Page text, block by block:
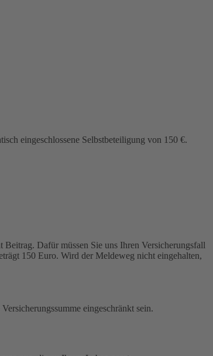
eingeschlossene Selbstbeteiligung von 150 €.
Dafür müssen Sie uns Ihren Versicherungsfall
150 Euro. Wird der Meldeweg nicht eingehalten,
eingeschränkt sein.